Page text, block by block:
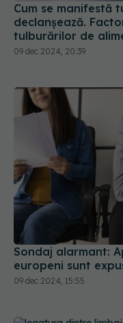
Cum se manifestă
declanșează.
tulburărilor de
09 dec 2024, 20:39
Sondaj alarmant:
europeni sunt
09 dec 2024, 15:55